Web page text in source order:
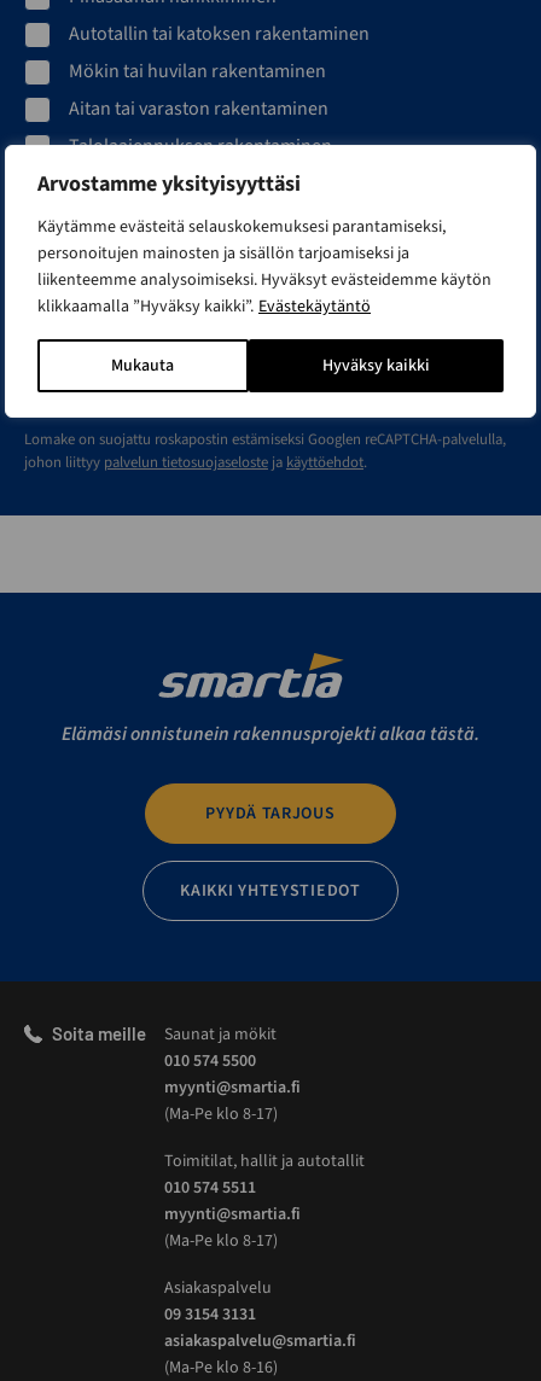
Arvostamme yksityisyyttäsi
Käytämme evästeitä selauskokemuksesi parantamiseksi,
personoitujen mainosten ja sisällön tarjoamiseksi ja
liikenteemme analysoimiseksi. Hyväksyt evästeidemme käytön
klikkaamalla ”Hyväksy kaikki”. Evästekäytäntö
Mukauta Hyväksy kaikki
Autotallin tai katoksen rakentaminen
Mökin tai huvilan rakentaminen
Aitan tai varaston rakentaminen
Talolaajennuksen rakentaminen
Sähköpostiosoite*
Olen tutustunut tietosuojaselosteeseenja hyväksyn
henkilötietojeni käsittelyn siinä kuvatulla tavalla.
Lomake on suojattu roskapostin estämiseksi Googlen reCAPTCHA-palvelulla,
johon liittyy palvelun tietosuojaseloste ja käyttöehdot.
Elämäsi onnistunein rakennusprojekti alkaa tästä.
PYYDÄ TARJOUS
KAIKKI YHTEYSTIEDOT
Soita meille
Saunat ja mökit
010 574 5500
myynti@smartia.fi
(Ma-Pe klo 8-17)
Toimitilat, hallit ja autotallit
010 574 5511
myynti@smartia.fi
(Ma-Pe klo 8-17)
Asiakaspalvelu
09 3154 3131
asiakaspalvelu@smartia.fi
(Ma-Pe klo 8-16)